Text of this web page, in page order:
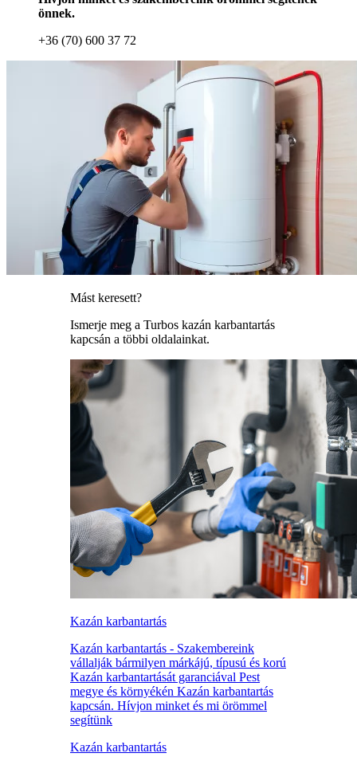
önnek.
+36 (70) 600 37 72
Mást keresett?
Ismerje meg a Turbos kazán karbantartás
kapcsán a többi oldalainkat.
Kazán karbantartás
Kazán karbantartás - Szakembereink
vállalják bármilyen márkájú, típusú és korú
Kazán karbantartását garanciával Pest
megye és környékén Kazán karbantartás
kapcsán. Hívjon minket és mi örömmel
segítünk
Kazán karbantartás